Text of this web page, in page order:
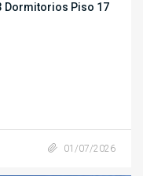
Dormitorios Piso 17
01/07/2026